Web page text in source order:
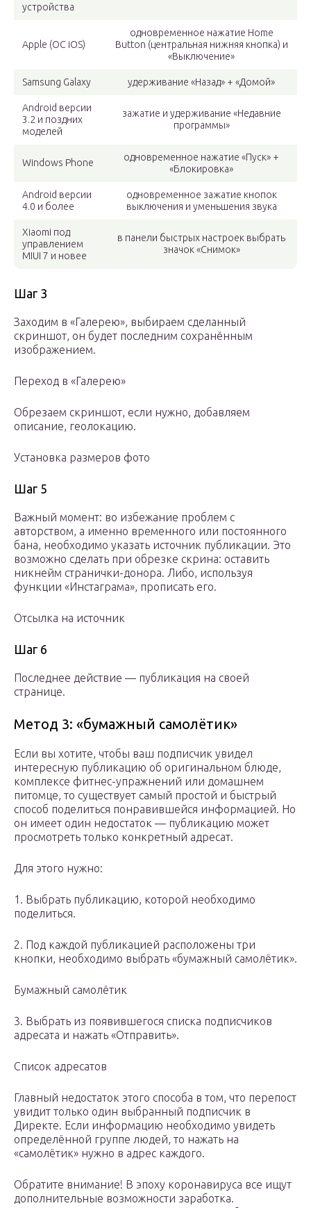
устройства
Apple (ОС iOS)
одновременное нажатие Home
Button (центральная нижняя кнопка) и
«Выключение»
Samsung Galaxy удерживание «Назад» + «Домой»
Android версии
3.2 и поздних
моделей
зажатие и удерживание «Недавние
программы»
Windows Phone
одновременное нажатие «Пуск» +
«Блокировка»
Android версии
4.0 и более
одновременное зажатие кнопок
выключения и уменьшения звука
Xiaomi под
управлением
MIUI 7 и новее
в панели быстрых настроек выбрать
значок «Снимок»
Шаг 3
Заходим в «Галерею», выбираем сделанный
скриншот, он будет последним сохранённым
изображением.
Переход в «Галерею»
Обрезаем скриншот, если нужно, добавляем
описание, геолокацию.
Установка размеров фото
Шаг 5
Важный момент: во избежание проблем с
авторством, а именно временного или постоянного
бана, необходимо указать источник публикации. Это
возможно сделать при обрезке скрина: оставить
никнейм странички-донора. Либо, используя
функции «Инстаграма», прописать его.
Отсылка на источник
Шаг 6
Последнее действие — публикация на своей
странице.
Метод 3: «бумажный самолётик»
Если вы хотите, чтобы ваш подписчик увидел
интересную публикацию об оригинальном блюде,
комплексе фитнес-упражнений или домашнем
питомце, то существует самый простой и быстрый
способ поделиться понравившейся информацией. Но
он имеет один недостаток — публикацию может
просмотреть только конкретный адресат.
Для этого нужно:
1. Выбрать публикацию, которой необходимо
поделиться.
2. Под каждой публикацией расположены три
кнопки, необходимо выбрать «бумажный самолётик».
Бумажный самолётик
3. Выбрать из появившегося списка подписчиков
адресата и нажать «Отправить».
Список адресатов
Главный недостаток этого способа в том, что перепост
увидит только один выбранный подписчик в
Директе. Если информацию необходимо увидеть
определённой группе людей, то нажать на
«самолётик» нужно в адрес каждого.
Обратите внимание! В эпоху коронавируса все ищут
дополнительные возможности заработка.